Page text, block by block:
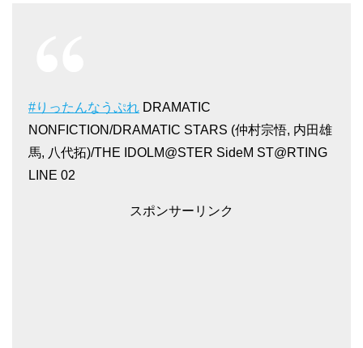
#りったんなうぷれ DRAMATIC
NONFICTION/DRAMATIC STARS (仲村宗悟, 内田雄
馬, 八代拓)/THE IDOLM@STER SideM ST@RTING
LINE 02
スポンサーリンク